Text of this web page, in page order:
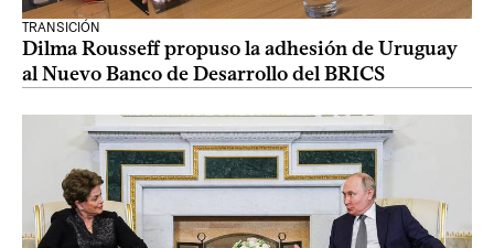
TRANSICIÓN
Dilma Rousseff propuso la adhesión de Uruguay
al Nuevo Banco de Desarrollo del BRICS